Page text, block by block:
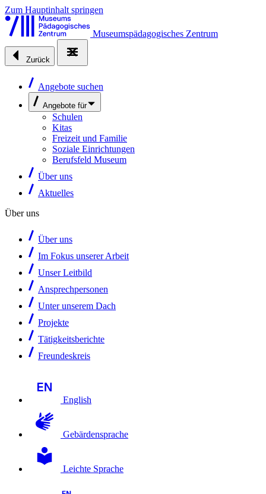
Zum Hauptinhalt springen
Museumspädagogisches Zentrum
Zurück
Angebote suchen
Angebote für
Schulen
Kitas
Freizeit und Familie
Soziale Einrichtungen
Berufsfeld Museum
Über uns
Aktuelles
Über uns
Über uns
Im Fokus unserer Arbeit
Unser Leitbild
Ansprechpersonen
Unter unserem Dach
Projekte
Tätigkeitsberichte
Freundeskreis
English
Gebärdensprache
Leichte Sprache